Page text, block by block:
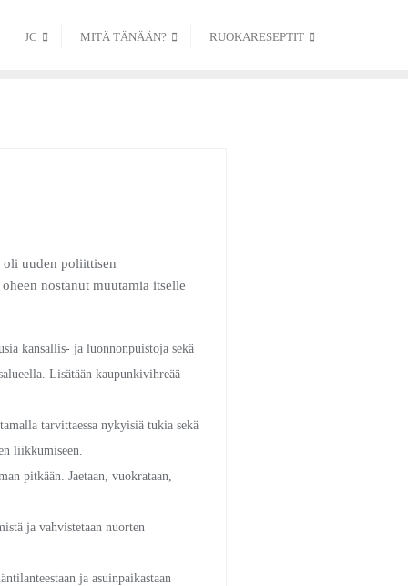
JC MITÄ TÄNÄÄN? RUOKARESEPTIT
oli uuden poliittisen
nostanut muutamia itselle
kansallis- ja luonnonpuistoja sekä
Lisätään kaupunkivihreää
tarvittaessa nykyisiä tukia sekä
liikkumiseen.
pitkään. Jaetaan, vuokrataan,
ja vahvistetaan nuorten
ja asuinpaikastaan